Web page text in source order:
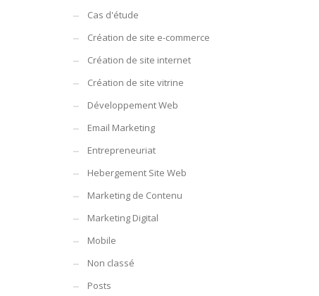
Cas d'étude
Création de site e-commerce
Création de site internet
Création de site vitrine
Développement Web
Email Marketing
Entrepreneuriat
Hebergement Site Web
Marketing de Contenu
Marketing Digital
Mobile
Non classé
Posts